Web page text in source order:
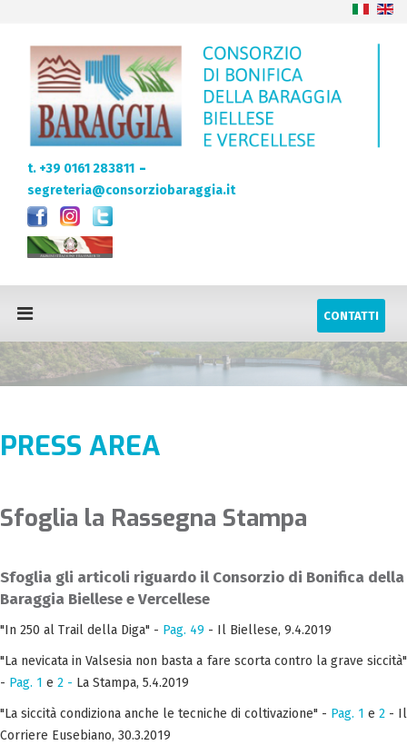
t. +39 0161 283811 -
segreteria@consorziobaraggia.it
CONTATTI
PRESS AREA
Sfoglia la Rassegna Stampa
Sfoglia gli articoli riguardo il Consorzio di Bonifica della
Baraggia Biellese e Vercellese
"In 250 al Trail della Diga" - Pag. 49 - Il Biellese, 9.4.2019
"La nevicata in Valsesia non basta a fare scorta contro la grave siccità"
- Pag. 1 e 2 - La Stampa, 5.4.2019
"La siccità condiziona anche le tecniche di coltivazione" - Pag. 1 e 2 - Il
Corriere Eusebiano, 30.3.2019